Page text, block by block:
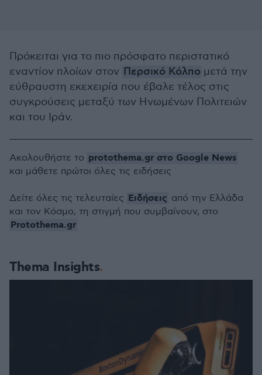
Πρόκειται για το πιο πρόσφατο περιστατικό
εναντίον πλοίων στον Περσικό Κόλπο μετά την
εύθραυστη εκεχειρία που έβαλε τέλος στις
συγκρούσεις μεταξύ των Ηνωμένων Πολιτειών
και του Ιράν.
Thema Insights
Ακολουθήστε το protothema.gr στο Google News
και μάθετε πρώτοι όλες τις ειδήσεις
Δείτε όλες τις τελευταίες Ειδήσεις από την Ελλάδα
και τον Κόσμο, τη στιγμή που συμβαίνουν, στο
Protothema.gr